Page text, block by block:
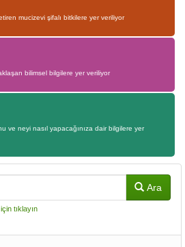
mucizevi şifalı bitkilere yer veriliyor
bilimsel bilgilere yer veriliyor
ve neyi nasıl yapacağınıza dair bilgilere yer
Ara
tıklayın